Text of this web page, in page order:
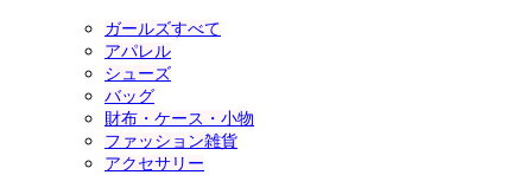
ガールズすべて
アパレル
シューズ
バッグ
財布・ケース・小物
ファッション雑貨
アクセサリー